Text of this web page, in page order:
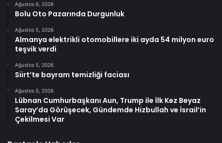
Ağustos 6, 2026
Bolu Oto Pazarında Durgunluk
Ağustos 5, 2026
Almanya elektrikli otomobillere iki ayda 54 milyon euro
teşvik verdi
Ağustos 5, 2026
Siirt’te bayram temizliği faciası
Ağustos 5, 2026
Lübnan Cumhurbaşkanı Aun, Trump ile İlk Kez Beyaz
Saray’da Görüşecek, Gündemde Hizbullah ve İsrail’in
Çekilmesi Var